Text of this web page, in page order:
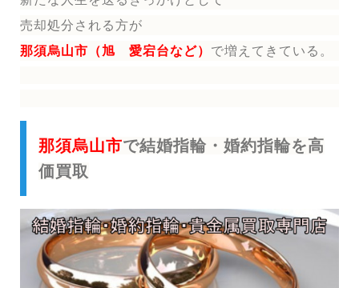
売却処分される方が
那須烏山市（旭 愛宕台など） で増えてきている。
那須烏山市で結婚指輪・婚約指輪を高
価買取